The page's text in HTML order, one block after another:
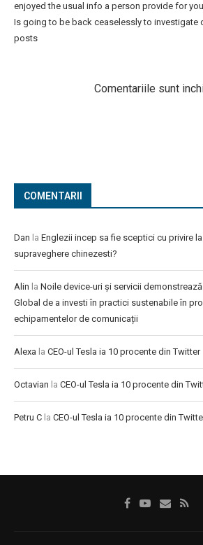
enjoyed the usual info a person provide for
Is going to be back ceaselessly to investigate
posts
Comentariile sunt
COMENTARII
Dan la Englezii incep sa fie sceptici cu privire
supraveghere chinezesti?
Alin la Noile device-uri și servicii
Global de a investi în practici sustenabile în
echipamentelor de comunicații
Alexa la CEO-ul Tesla ia 10 procente din Twitter
Octavian la CEO-ul Tesla ia 10 procente din
Petru C la CEO-ul Tesla ia 10 procente din